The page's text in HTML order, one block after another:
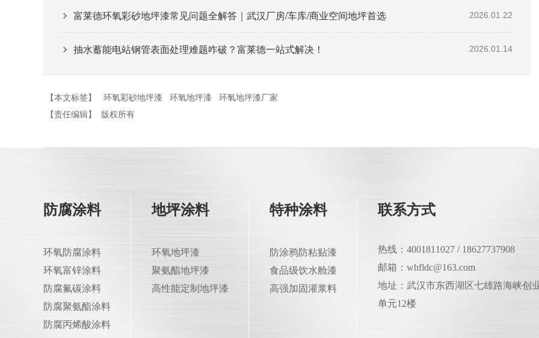
富莱德环氧彩砂地坪漆常见问题全解答｜武汉厂房/车库/商业空间地坪首选 2026.01.22
抽水蓄能电站钢管表面处理难题咋破？富莱德一站式解决！ 2026.01.14
【本文标签】 环氧彩砂地坪漆 环氧地坪漆
环氧地坪漆厂家
【责任编辑】
版权所有
防腐涂料
环氧防腐涂料
环氧富锌涂料
防腐氟碳涂料
防腐聚氨酯涂料
防腐丙烯酸涂料
地坪涂料
环氧地坪漆
聚氨酯地坪漆
高性能定制地坪漆
特种涂料
防涂鸦防粘贴漆
食品级饮水舱漆
高强加固灌浆料
联系方式
热线：4001811027 / 18627737908
邮箱：whfldc@163.com
地址：武汉市东西湖区七雄路海峡创
单元12楼